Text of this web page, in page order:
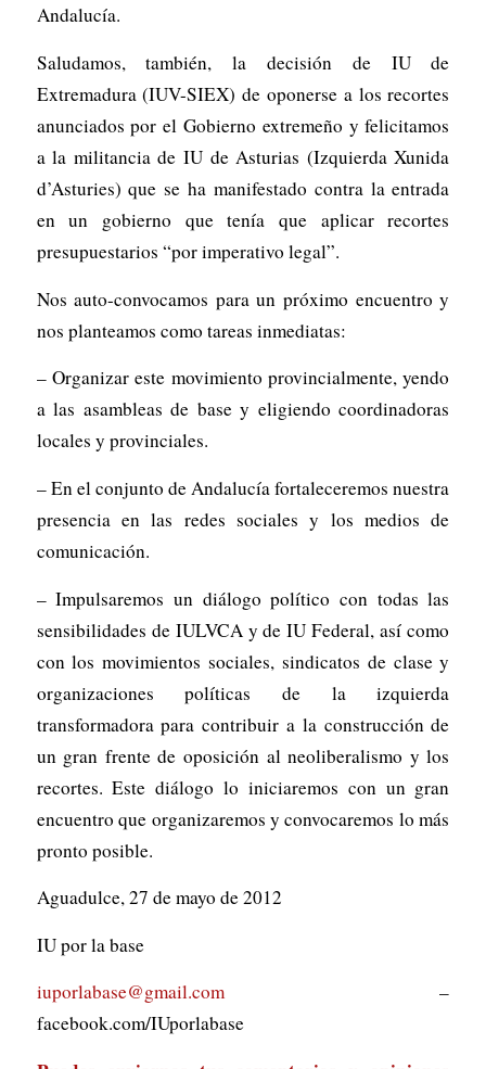
Andalucía.
Saludamos, también, la decisión de IU de
Extremadura (IUV-SIEX) de oponerse a los recortes
anunciados por el Gobierno extremeño y felicitamos
a la militancia de IU de Asturias (Izquierda Xunida
d’Asturies) que se ha manifestado contra la entrada
en un gobierno que tenía que aplicar recortes
presupuestarios “por imperativo legal”.
Nos auto-convocamos para un próximo encuentro y
nos planteamos como tareas inmediatas:
– Organizar este movimiento provincialmente, yendo
a las asambleas de base y eligiendo coordinadoras
locales y provinciales.
– En el conjunto de Andalucía fortaleceremos nuestra
presencia en las redes sociales y los medios de
comunicación.
– Impulsaremos un diálogo político con todas las
sensibilidades de IULVCA y de IU Federal, así como
con los movimientos sociales, sindicatos de clase y
organizaciones políticas de la izquierda
transformadora para contribuir a la construcción de
un gran frente de oposición al neoliberalismo y los
recortes. Este diálogo lo iniciaremos con un gran
encuentro que organizaremos y convocaremos lo más
pronto posible.
Aguadulce, 27 de mayo de 2012
IU por la base
iuporlabase@gmail.com–
facebook.com/IUporlabase